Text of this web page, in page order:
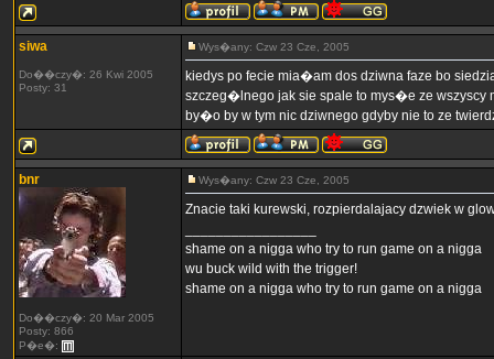
siwa
Do��czy�: 26 Kwi 2005
Posty: 31
Wys�any: Czw 23 Cze, 2005
kiedys po fecie mia�am dos dziwna faze bo
szczeg�lnego jak sie spale to mys�e ze wszyscy
by�o by w tym nic dziwnego gdyby nie to ze
bnr
Do��czy�: 20 Mar 2005
Posty: 866
P�e�:
Wys�any: Czw 23 Cze, 2005
Znacie taki kurewski, rozpierdalajacy dzwiek w
shame on a nigga who try to run game on a nigga
wu buck wild with the trigger!
shame on a nigga who try to run game on a nigga